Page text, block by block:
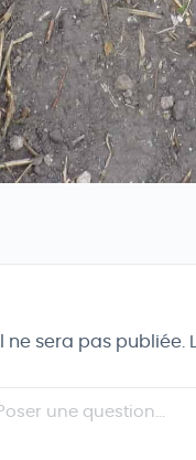
sera pas publiée.